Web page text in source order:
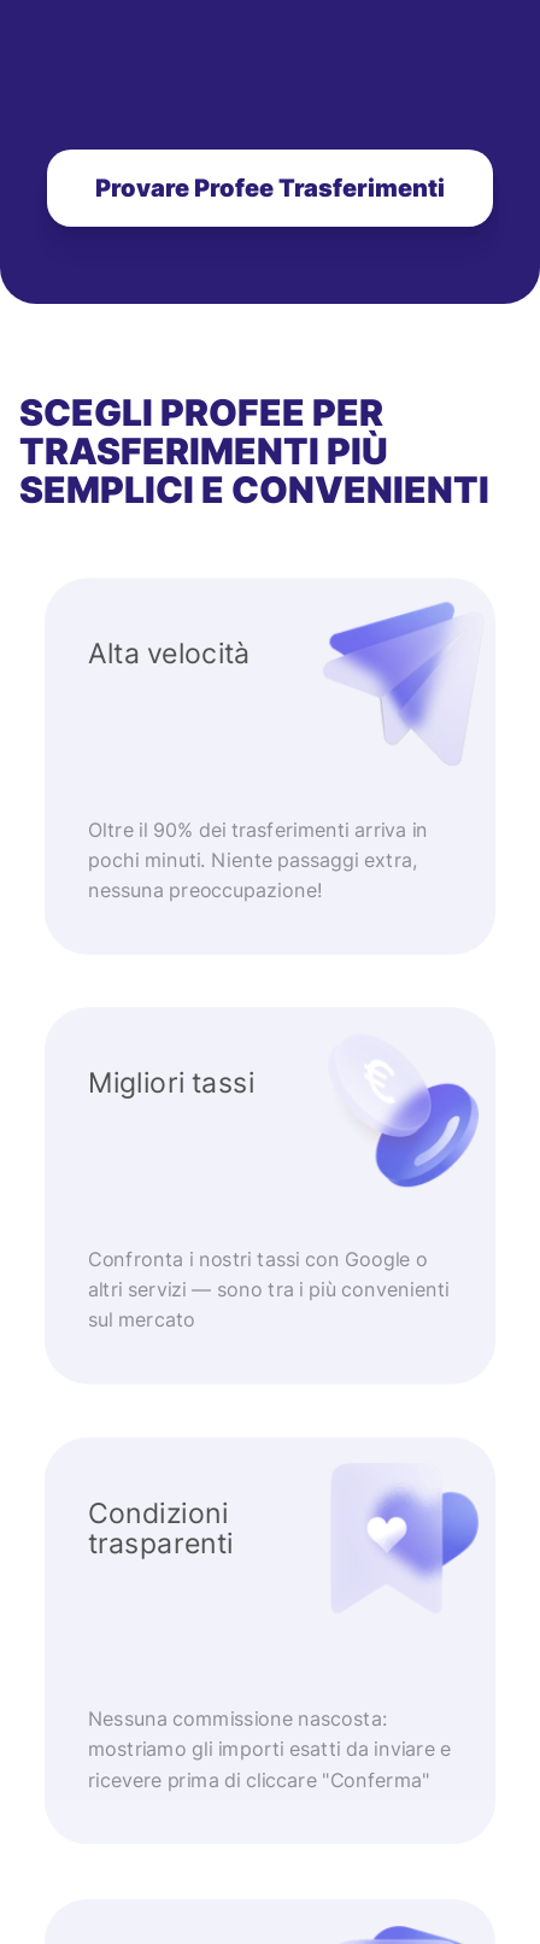
Provare Profee Trasferimenti
SCEGLI PROFEE PER
TRASFERIMENTI PIÙ
SEMPLICI E CONVENIENTI
Alta velocità
Oltre il 90% dei trasferimenti arriva in
pochi minuti. Niente passaggi extra,
nessuna preoccupazione!
Migliori tassi
Confronta i nostri tassi con Google o
altri servizi — sono tra i più convenienti
sul mercato
Condizioni
trasparenti
Nessuna commissione nascosta:
mostriamo gli importi esatti da inviare e
ricevere prima di cliccare "Conferma"